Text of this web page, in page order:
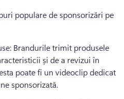
populare de sponsorizări pe
Brandurile trimit produsele
și de a revizui în
poate fi un videoclip dedicat
sponsorizată.